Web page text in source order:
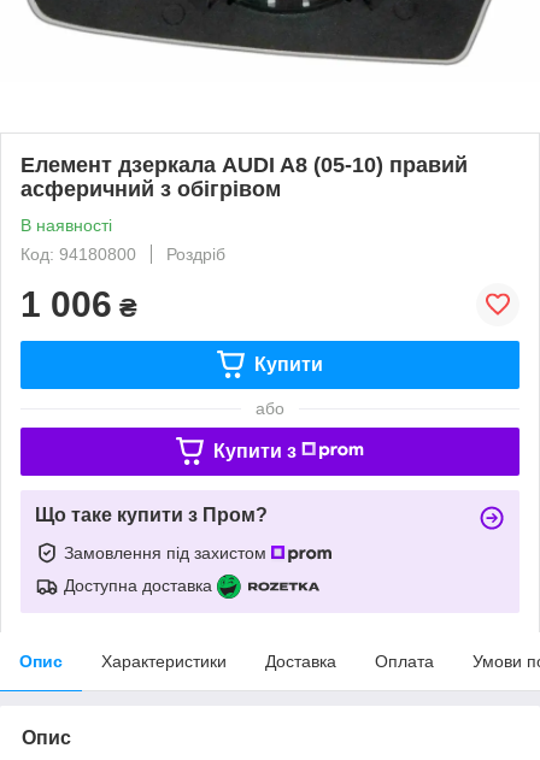
Елемент дзеркала AUDI A8 (05-10) правий
асферичний з обігрівом
В наявності
Код: 94180800
Роздріб
1 006 ₴
Купити
або
Купити з
Що таке купити з Пром?
Замовлення під захистом
Доступна доставка
Опис Характеристики Доставка Оплата Умови
Опис